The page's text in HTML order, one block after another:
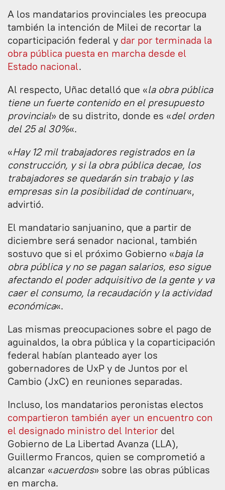
A los mandatarios provinciales les preocupa
también la intención de Milei de recortar la
coparticipación federal y dar por terminada la
obra pública puesta en marcha desde el
Estado nacional.
Al respecto, Uñac detalló que «la obra pública
tiene un fuerte contenido en el presupuesto
provincial» de su distrito, donde es «del orden
del 25 al 30%«.
«Hay 12 mil trabajadores registrados en la
construcción, y si la obra pública decae, los
trabajadores se quedarán sin trabajo y las
empresas sin la posibilidad de continuar«,
advirtió.
El mandatario sanjuanino, que a partir de
diciembre será senador nacional, también
sostuvo que si el próximo Gobierno «baja la
obra pública y no se pagan salarios, eso sigue
afectando el poder adquisitivo de la gente y va
caer el consumo, la recaudación y la actividad
económica«.
Las mismas preocupaciones sobre el pago de
aguinaldos, la obra pública y la coparticipación
federal habían planteado ayer los
gobernadores de UxP y de Juntos por el
Cambio (JxC) en reuniones separadas.
Incluso, los mandatarios peronistas electos
compartieron también ayer un encuentro con
el designado ministro del Interior del
Gobierno de La Libertad Avanza (LLA),
Guillermo Francos, quien se comprometió a
alcanzar «acuerdos» sobre las obras públicas
en marcha.